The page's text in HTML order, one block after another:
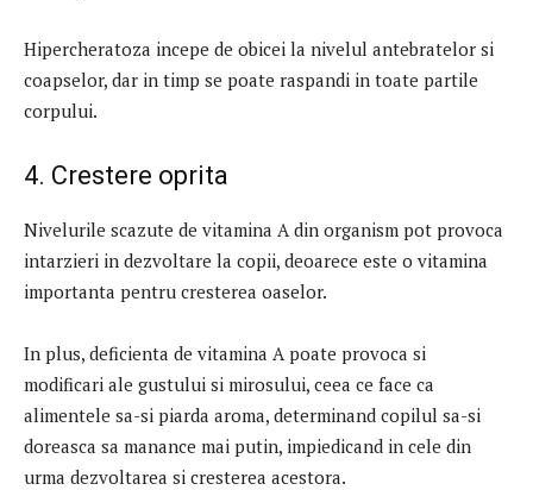
Hipercheratoza incepe de obicei la nivelul antebratelor si
coapselor, dar in timp se poate raspandi in toate partile
corpului.
4. Crestere oprita
Nivelurile scazute de vitamina A din organism pot provoca
intarzieri in dezvoltare la copii, deoarece este o vitamina
importanta pentru cresterea oaselor.
In plus, deficienta de vitamina A poate provoca si
modificari ale gustului si mirosului, ceea ce face ca
alimentele sa-si piarda aroma, determinand copilul sa-si
doreasca sa manance mai putin, impiedicand in cele din
urma dezvoltarea si cresterea acestora.